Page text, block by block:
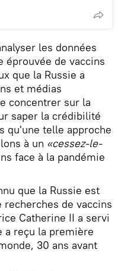
les données
de vaccins
que la Russie a
et médias
concentrer sur la
saper la crédibilité
qu'une telle approche
à un «cessez-le-
face à la pandémie
que la Russie est
recherches de vaccins
Catherine II a servi
a reçu la première
30 ans avant